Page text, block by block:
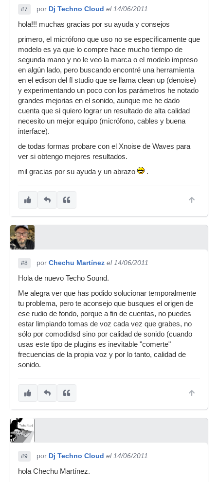
#7 por Dj Techno Cloud el 14/06/2011
hola!!! muchas gracias por su ayuda y consejos
primero, el micrófono que uso no se específicamente que
modelo es ya que lo compre hace mucho tiempo de
segunda mano y no le veo la marca o el modelo impreso
en algún lado, pero buscando encontré una herramienta
en el edison del fl studio que se llama clean up (denoise)
y experimentando un poco con los parámetros he notado
grandes mejorias en el sonido, aunque me he dado
cuenta que si quiero lograr un resultado de alta calidad
necesito un mejor equipo (micrófono, cables y buena
interface).
de todas formas probare con el Xnoise de Waves para
ver si obtengo mejores resultados.
mil gracias por su ayuda y un abrazo
.
#8 por Chechu Martínez el 14/06/2011
Hola de nuevo Techo Sound.
Me alegra ver que has podido solucionar temporalmente
tu problema, pero te aconsejo que busques el origen de
ese rudio de fondo, porque a fin de cuentas, no puedes
estar limpiando tomas de voz cada vez que grabes, no
sólo por comodidsd sino por calidad de sonido (cuando
usas este tipo de plugins es inevitable "comerte"
frecuencias de la propia voz y por lo tanto, calidad de
sonido.
#9 por Dj Techno Cloud el 14/06/2011
hola Chechu Martínez.